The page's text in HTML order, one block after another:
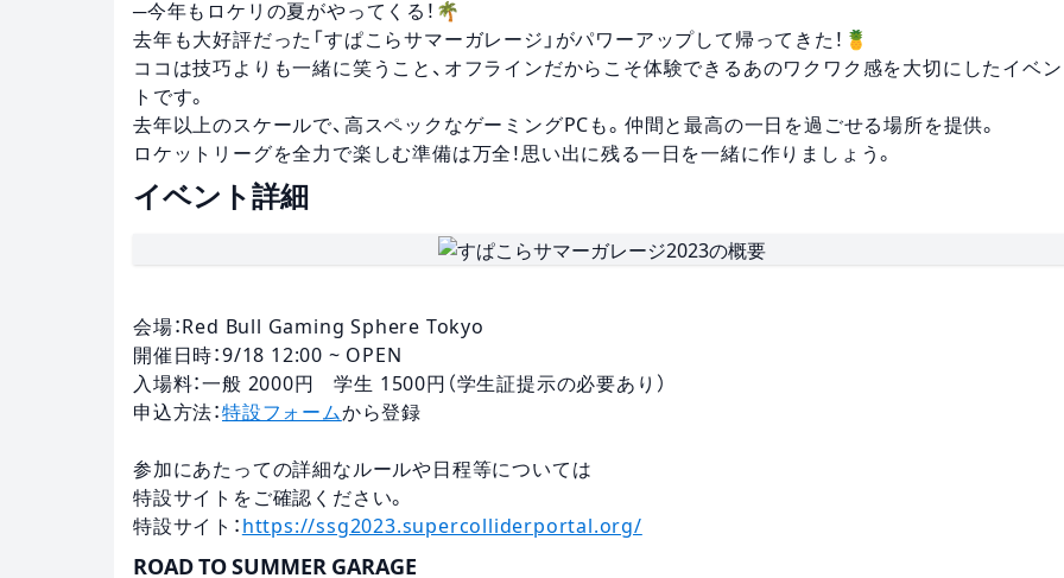
─今年もロケリの夏がやってくる！🌴
去年も大好評だった「すぱこらサマーガレージ」がパワーアップして帰ってきた！🍍
ココは技巧よりも一緒に笑うこと、オフラインだからこそ体験できるあのワクワク感を大切にしたイベン
トです。
去年以上のスケールで、高スペックなゲーミングPCも。仲間と最高の一日を過ごせる場所を提供。
ロケットリーグを全力で楽しむ準備は万全！思い出に残る一日を一緒に作りましょう。
イベント詳細
会場：Red Bull Gaming Sphere Tokyo
開催日時：9/18 12:00 ~ OPEN
入場料：一般 2000円 学生 1500円（学生証提示の必要あり）
申込方法：特設フォームから登録
参加にあたっての詳細なルールや日程等については
特設サイトをご確認ください。
特設サイト： https://ssg2023.supercolliderportal.org/
ROAD TO SUMMER GARAGE